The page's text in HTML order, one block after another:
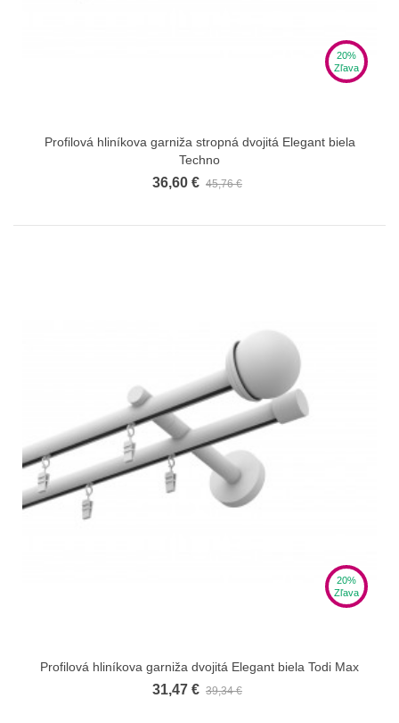
20%
Zľava
Profilová hliníkova garniža stropná dvojitá Elegant biela
Techno
36,60 € 45,76 €
20%
Zľava
Profilová hliníkova garniža dvojitá Elegant biela Todi Max
31,47 € 39,34 €